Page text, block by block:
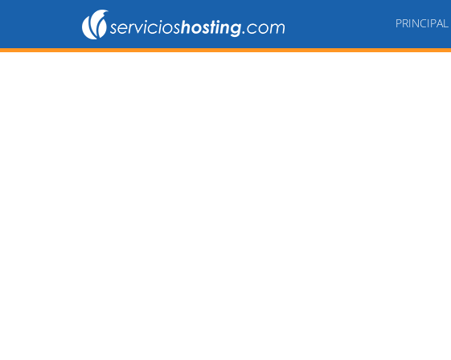
PRINCIPAL